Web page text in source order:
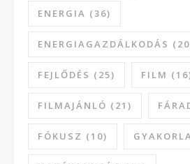
ENERGIA (36)
ENERGIAGAZDÁLKODÁS
FEJLŐDÉS (25) FILM
FILMAJÁNLÓ (21)
FÓKUSZ (10)